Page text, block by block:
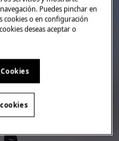
Puedes pinchar en
cookies o en configuración
deseas aceptar o